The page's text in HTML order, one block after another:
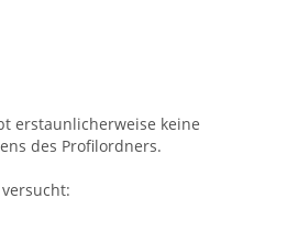
erstaunlicherweise keine
des Profilordners.